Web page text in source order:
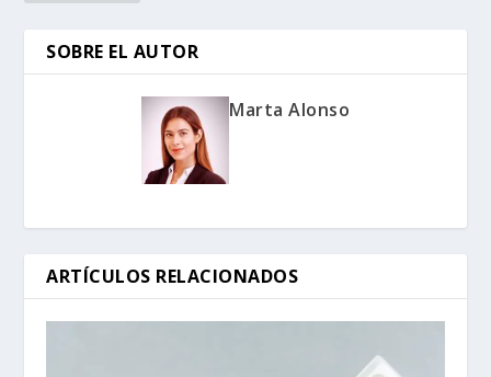
SOBRE EL AUTOR
Marta Alonso
ARTÍCULOS RELACIONADOS